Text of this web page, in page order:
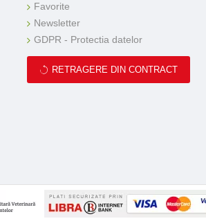
Favorite
Newsletter
GDPR - Protectia datelor
RETRAGERE DIN CONTRACT